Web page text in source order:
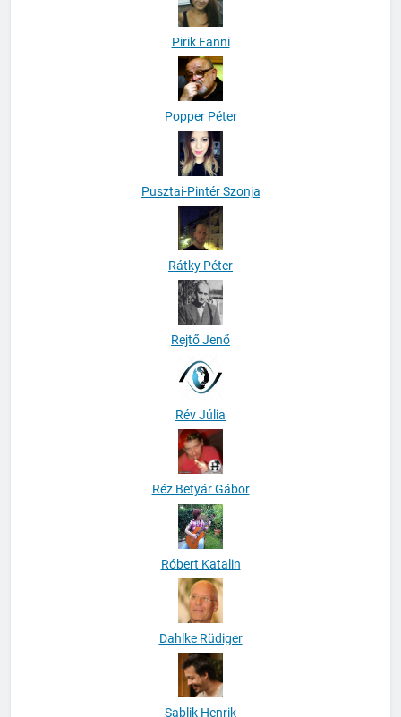
Pirik Fanni
Popper Péter
Pusztai-Pintér Szonja
Rátky Péter
Rejtő Jenő
Rév Júlia
Réz Betyár Gábor
Róbert Katalin
Dahlke Rüdiger
Sablik Henrik